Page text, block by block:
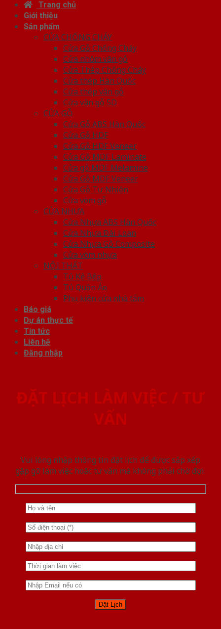
Trang chủ
Giới thiệu
Sản phẩm
CỬA CHỐNG CHÁY
Cửa Gỗ Chống Cháy
Cửa nhôm vân gỗ
Cửa Thép Chống Cháy
Cửa thép Hàn Quốc
Cửa thép vân gỗ
Cửa vân gỗ 5D
CỬA GỖ
Cửa Gỗ ABS Hàn Quốc
Cửa Gỗ HDF
Cửa Gỗ HDF Veneer
Cửa Gỗ MDF Laminate
Cửa gỗ MDF Melamine
Cửa Gỗ MDF Veneer
Cửa Gỗ Tự Nhiên
Cửa vòm gỗ
CỬA NHỰA
Cửa Nhựa ABS Hàn Quốc
Cửa Nhựa Đài Loan
Cửa Nhựa Gỗ Composite
Cửa vòm nhựa
NỘI THẤT
Tủ Kệ Bếp
Tủ Quần Áo
Phụ kiện cửa nhà tắm
Báo giá
Dự án thực tế
Tin tức
Liên hệ
Đăng nhập
ĐẶT LỊCH LÀM VIỆC / TƯ
VẤN
Vui lòng nhập thông tin đặt lịch để được sắp xếp
gặp gỡ làm việc hoăc tư vấn mà không phải chờ đợi.